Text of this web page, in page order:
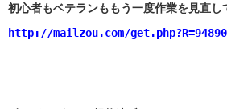
初心者もベテランももう一度作業を見直し
http://mailzou.com/